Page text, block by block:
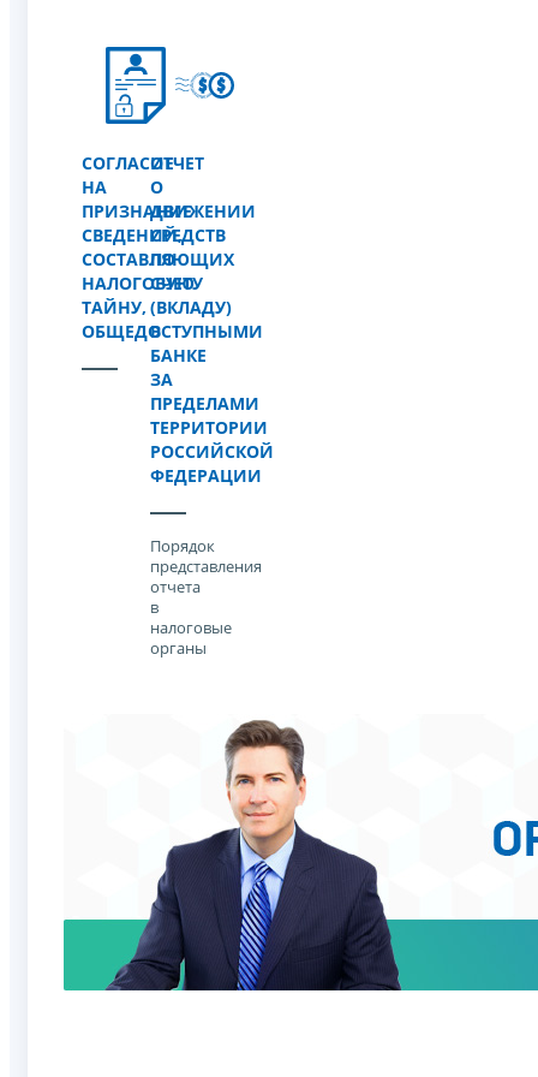
СОГЛАСИЕ
НА
ПРИЗНАНИЕ
СВЕДЕНИЙ,
СОСТАВЛЯЮЩИХ
НАЛОГОВУЮ
ТАЙНУ,
ОБЩЕДОСТУПНЫМИ
ОТЧЕТ
О
ДВИЖЕНИИ
СРЕДСТВ
ПО
СЧЕТУ
(ВКЛАДУ)
В
БАНКЕ
ЗА
ПРЕДЕЛАМИ
ТЕРРИТОРИИ
РОССИЙСКОЙ
ФЕДЕРАЦИИ
Порядок
представления
отчета
в
налоговые
органы